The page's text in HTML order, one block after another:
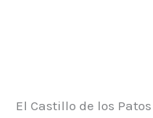
El Castillo de los